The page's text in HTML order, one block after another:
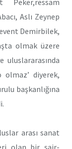
Aslı Zeynep
Demirbilek,
olmak üzere
uluslararasında
olmaz’ diyerek,
başkanlığına
arası sanat